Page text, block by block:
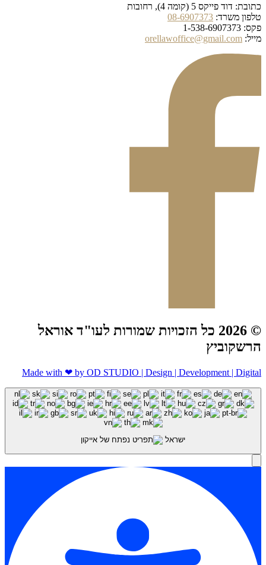
כתובת: דוד פייקס 5 (קומה 4), רחובות
טלפון משרד: 08-6907373
פקס: 1-538-6907373
מייל: orellawoffice@gmail.com
© 2026 כל הזכויות שמורות לעו"ד אוראל
הרשקוביץ
Made with ❤ by OD STUDIO | Design | Development | Digital
ישראל